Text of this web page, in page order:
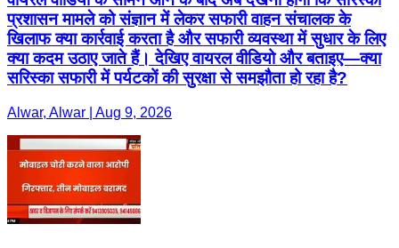
प्रशासन मामले को संज्ञान में लेकर सफारी वाहन संचालक के
खिलाफ क्या कार्रवाई करता है और सफारी व्यवस्था में सुधार के लिए
क्या कदम उठाए जाते हैं। देखिए वायरल वीडियो और बताइए—क्या
सरिस्का सफारी में पर्यटकों की सुरक्षा से समझौता हो रहा है?
Alwar, Alwar | Aug 9, 2026